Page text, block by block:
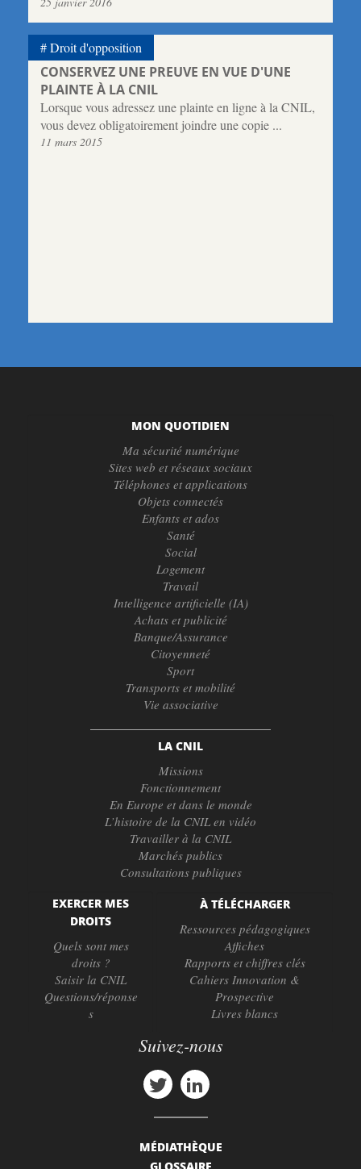
CONSERVEZ UNE PREUVE EN VUE D'UNE
PLAINTE À LA CNIL
Lorsque vous adressez une plainte en ligne à la CNIL,
vous devez obligatoirement joindre une copie ...
11 mars 2015
Droit d'opposition
MON QUOTIDIEN
Ma sécurité numérique
Sites web et réseaux sociaux
Téléphones et applications
Objets connectés
Enfants et ados
Santé
Social
Logement
Travail
Intelligence artificielle (IA)
Achats et publicité
Banque/Assurance
Citoyenneté
Sport
Transports et mobilité
Vie associative
LA CNIL
Missions
Fonctionnement
En Europe et dans le monde
L’histoire de la CNIL en vidéo
Travailler à la CNIL
Marchés publics
Consultations publiques
EXERCER MES
DROITS
Quels sont mes
droits ?
Saisir la CNIL
Questions/réponse
s
À TÉLÉCHARGER
Ressources pédagogiques
Affiches
Rapports et chiffres clés
Cahiers Innovation &
Prospective
Livres blancs
Suivez-nous
MÉDIATHÈQUE